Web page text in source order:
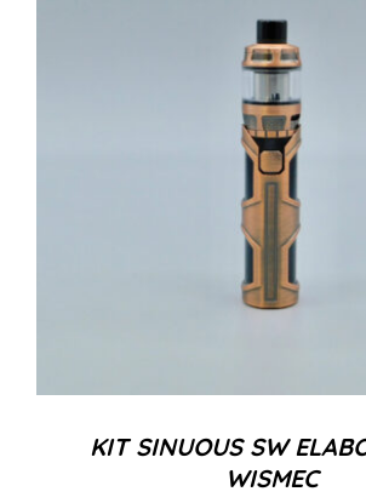
KIT SINUOUS SW
WISMEC